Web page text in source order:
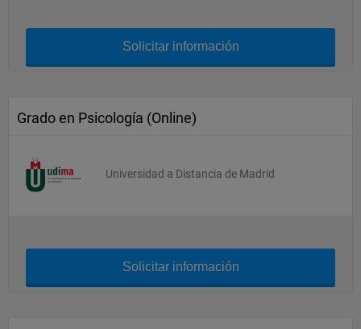
Solicitar información
Grado en Psicología (Online)
Universidad a Distancia de Madrid
Solicitar información